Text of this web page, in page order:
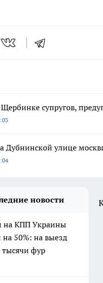
супругов,
Дубнинской улице
новости
на КПП Украины
на 50%: на выезд
тысячи фур